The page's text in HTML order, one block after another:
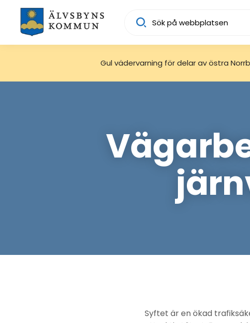
Gul vädervarning för delar av östra
Syftet är en ökad